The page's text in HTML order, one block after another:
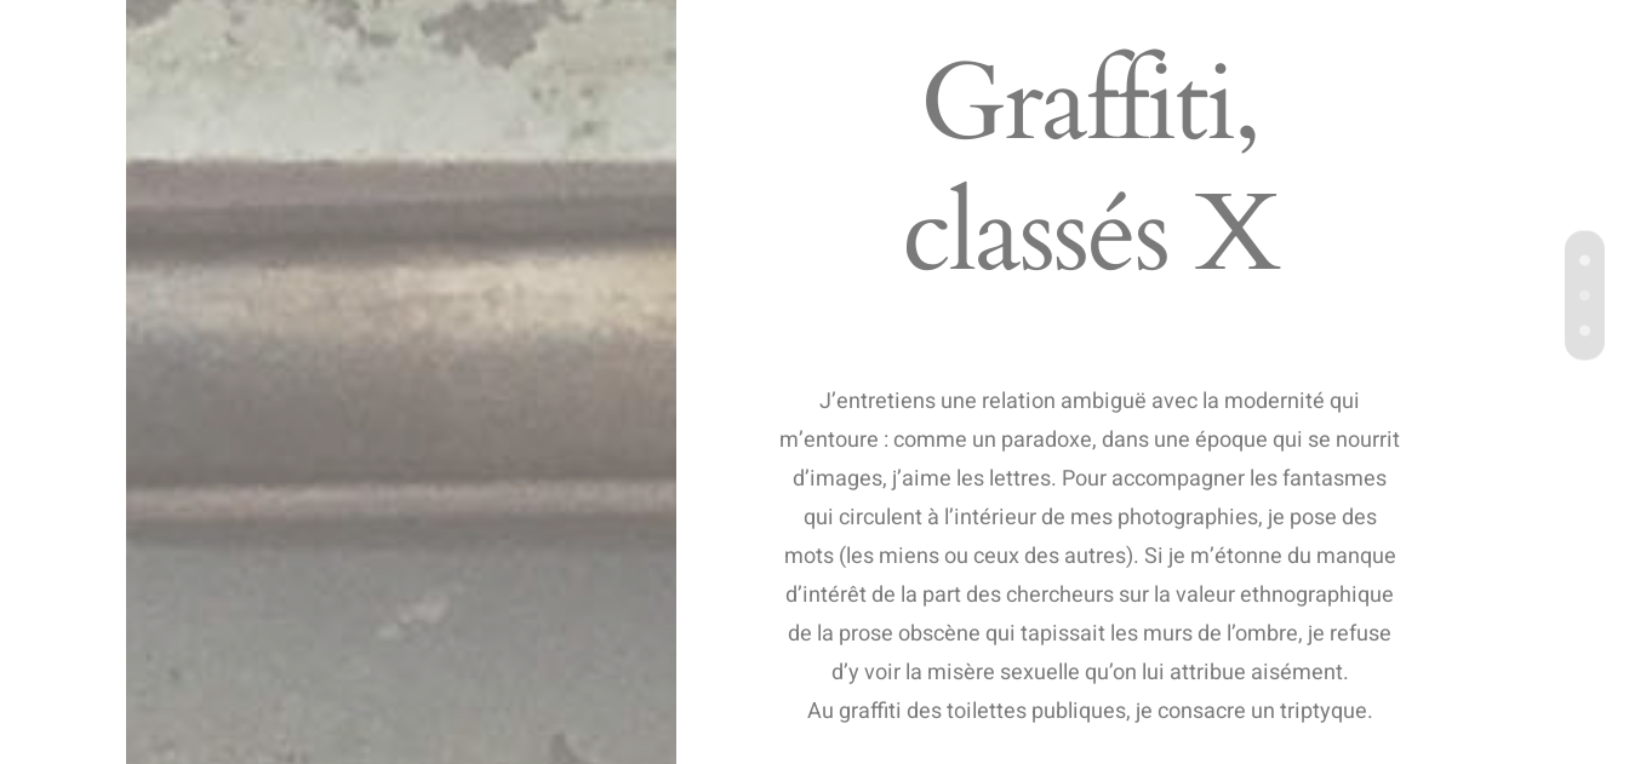
Graffiti,
classés X
J’entretiens une relation ambiguë avec la modernité qui
m’entoure : comme un paradoxe, dans une époque qui se nourrit
d’images, j’aime les lettres. Pour accompagner les fantasmes
qui circulent à l’intérieur de mes photographies, je pose des
mots (les miens ou ceux des autres). Si je m’étonne du manque
d’intérêt de la part des chercheurs sur la valeur ethnographique
de la prose obscène qui tapissait les murs de l’ombre, je refuse
d’y voir la misère sexuelle qu’on lui attribue aisément.
Au graffiti des toilettes publiques, je consacre un triptyque.